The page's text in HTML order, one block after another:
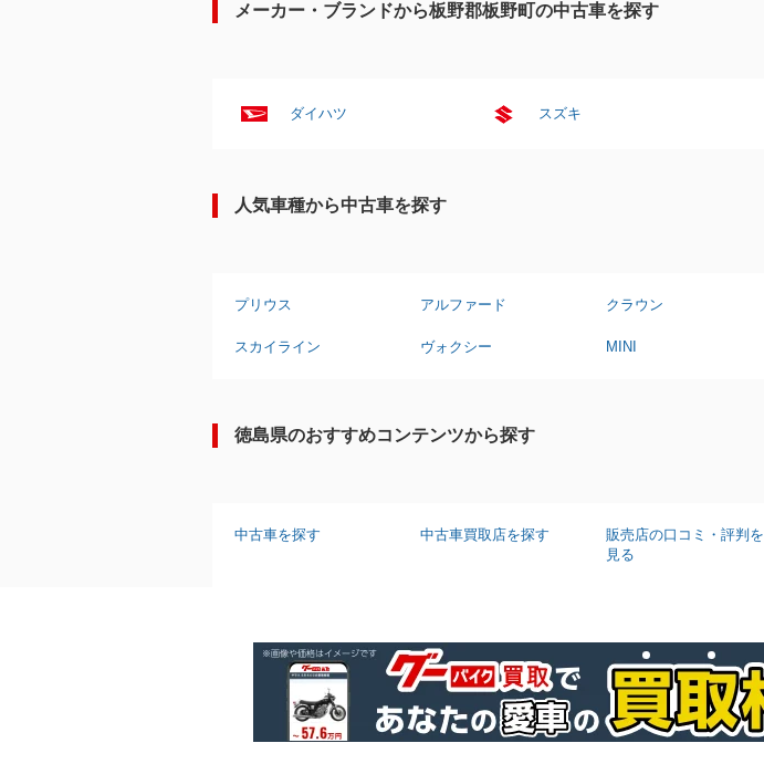
メーカー・ブランドから板野郡板野町の中古車を探す
ダイハツ スズキ
人気車種から中古車を探す
プリウス アルファード クラウン
スカイライン ヴォクシー MINI
徳島県のおすすめコンテンツから探す
中古車を探す 中古車買取店を探す
販売店の口コミ・評判を
見る